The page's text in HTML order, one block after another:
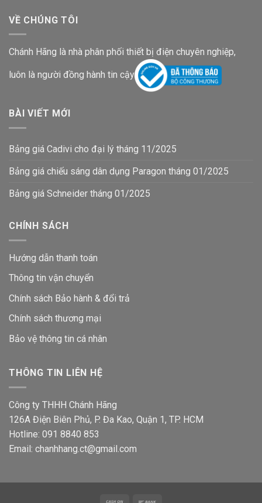
VỀ CHÚNG TÔI
Chánh Hãng là nhà phân phối thiết bị điện chuyên nghiệp,
luôn là người đồng hành tin cậy
BÀI VIẾT MỚI
Bảng giá Cadivi cho đại lý tháng 11/2025
Bảng giá chiếu sáng dân dụng Paragon tháng 01/2025
Bảng giá Schneider tháng 01/2025
CHÍNH SÁCH
Hướng dẫn thanh toán
Thông tin vận chuyển
Chính sách Bảo hành & đổi trả
Chính sách thương mại
Bảo vệ thông tin cá nhân
THÔNG TIN LIÊN HỆ
Công ty THHH Chánh Hãng
126A Điện Biên Phủ, P. Đa Kao, Quận 1, TP. HCM
Hotline: 091 8840 853
Email: chanhhang.ct@gmail.com